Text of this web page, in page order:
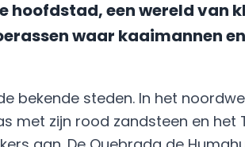
hoofdstad, een wereld van
waar kaaimannen
bekende steden. In het
met zijn rood zandsteen en het